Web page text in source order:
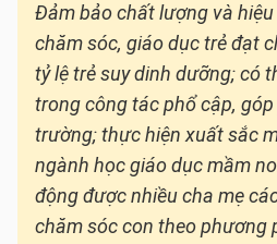
Đảm bảo chất lượng và
chăm sóc, giáo dục trẻ đạt
tỷ lệ trẻ suy dinh dưỡng; có
trong công tác phổ cập,
trường; thực hiện xuất sắc
ngành học giáo dục mầm
động được nhiều cha mẹ
chăm sóc con theo phương